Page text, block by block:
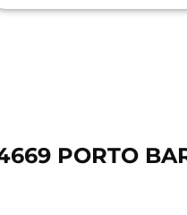
PORTO